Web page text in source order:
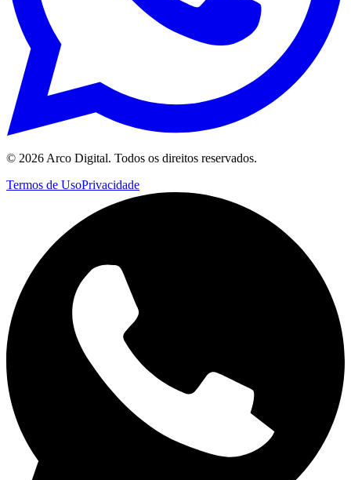
© 2026 Arco Digital. Todos os direitos reservados.
Termos de UsoPrivacidade